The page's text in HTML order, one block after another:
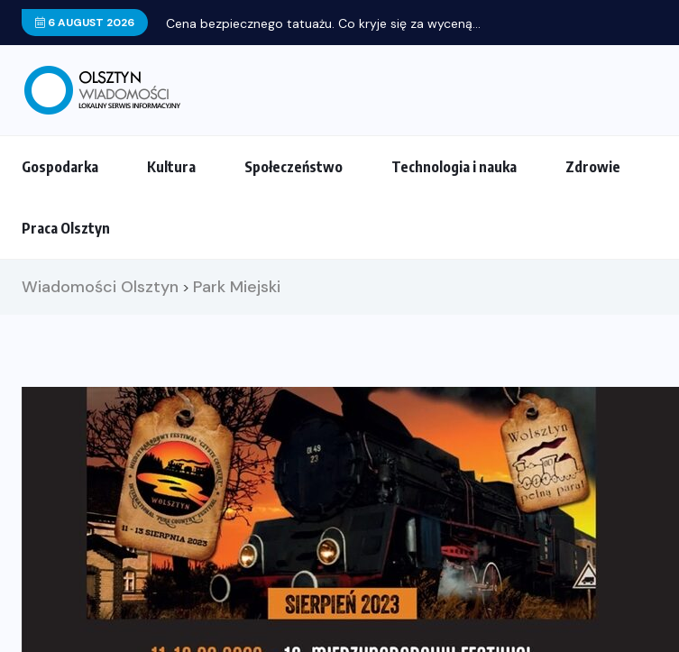
6 AUGUST 2026 Cena bezpiecznego tatuażu. Co kryje się za wyceną...
Gospodarka Kultura Społeczeństwo Technologia i nauka Zdrowie
Praca Olsztyn
Wiadomości Olsztyn > Park Miejski